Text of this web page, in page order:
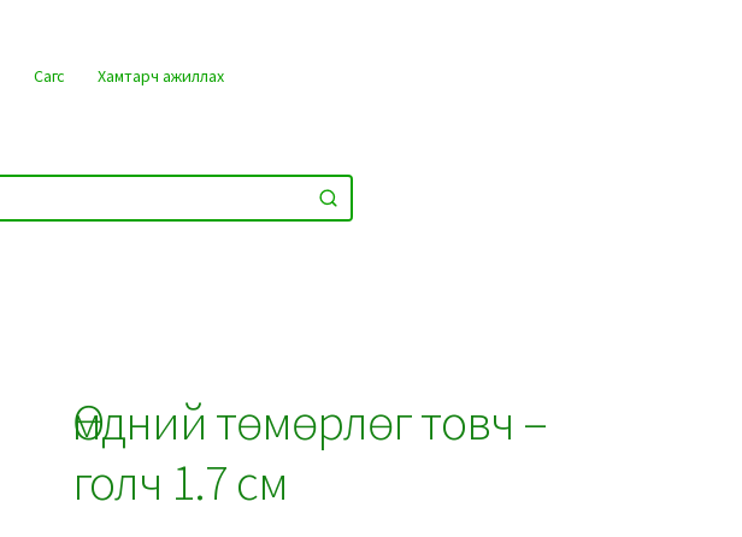
Сагс Хамтарч ажиллах
Өмдний төмөрлөг товч –
голч 1.7 см